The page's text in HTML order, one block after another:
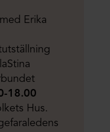
Erika
18.00
Hus.